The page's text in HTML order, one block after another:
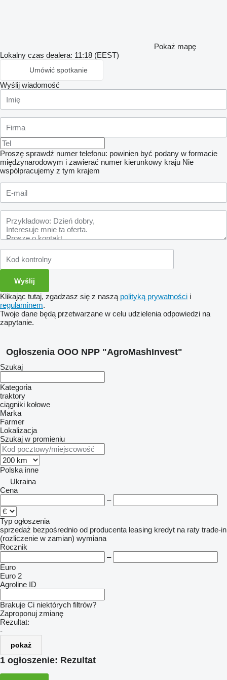
Pokaż mapę
Lokalny czas dealera: 11:18 (EEST)
Umówić spotkanie
Wyślij wiadomość
Proszę sprawdź numer telefonu: powinien być podany w formacie
międzynarodowym i zawierać numer kierunkowy kraju Nie
współpracujemy z tym krajem
Klikając tutaj, zgadzasz się z naszą polityką prywatności i
regulaminem.
Twoje dane będą przetwarzane w celu udzielenia odpowiedzi na
zapytanie.
Ogłoszenia OOO NPP "AgroMashInvest"
Szukaj
Kategoria
traktory
ciągniki kołowe
Marka
Farmer
Lokalizacja
Szukaj w promieniu
Polska inne
Ukraina
Cena
–
Typ ogłoszenia
sprzedaż bezpośrednio od producenta leasing kredyt na raty trade-in
(rozliczenie w zamian) wymiana
Rocznik
–
Euro
Euro 2
Agroline ID
Brakuje Ci niektórych filtrów?
Zaproponuj zmianę
Rezultat:
-
pokaż
1 ogłoszenie: Rezultat